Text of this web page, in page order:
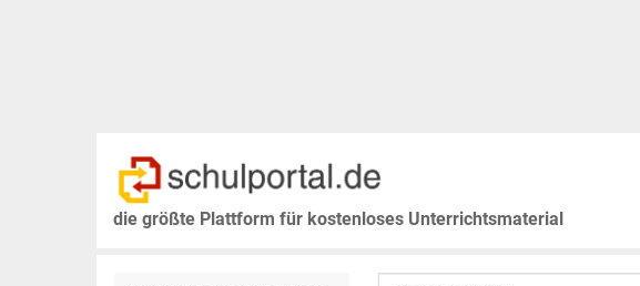
die größte Plattform für kostenloses Unterrichtsmaterial